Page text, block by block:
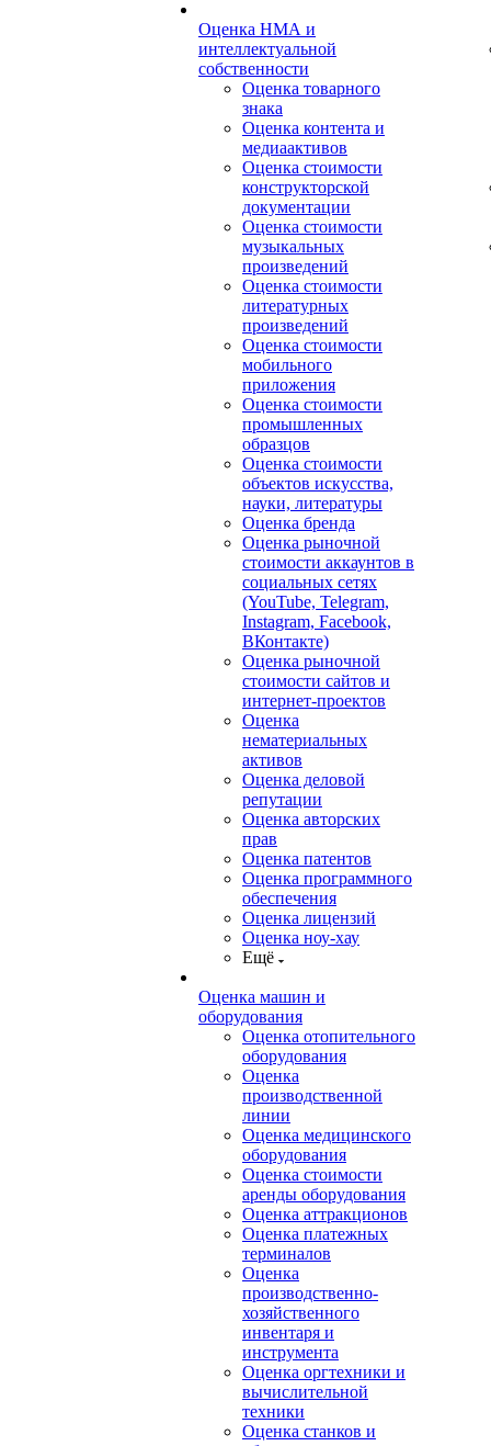
Оценка НМА и
интеллектуальной
собственности
Оценка товарного
знака
Оценка контента и
медиаактивов
Оценка стоимости
конструкторской
документации
Оценка стоимости
музыкальных
произведений
Оценка стоимости
литературных
произведений
Оценка стоимости
мобильного
приложения
Оценка стоимости
промышленных
образцов
Оценка стоимости
объектов искусства,
науки, литературы
Оценка бренда
Оценка рыночной
стоимости аккаунтов в
социальных сетях
(YouTube, Telegram,
Instagram, Facebook,
ВКонтакте)
Оценка рыночной
стоимости сайтов и
интернет-проектов
Оценка
нематериальных
активов
Оценка деловой
репутации
Оценка авторских
прав
Оценка патентов
Оценка программного
обеспечения
Оценка лицензий
Оценка ноу-хау
Ещё
Оценка машин и
оборудования
Оценка отопительного
оборудования
Оценка
производственной
линии
Оценка медицинского
оборудования
Оценка стоимости
аренды оборудования
Оценка аттракционов
Оценка платежных
терминалов
Оценка
производственно-
хозяйственного
инвентаря и
инструмента
Оценка оргтехники и
вычислительной
техники
Оценка станков и